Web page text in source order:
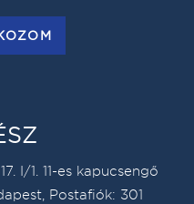
I/1. 11-es kapucsengő
Postafiók: 301